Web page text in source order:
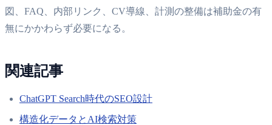
図、FAQ、内部リンク、CV導線、計測の整備は補助金の有
無にかかわらず必要になる。
関連記事
ChatGPT Search時代のSEO設計
構造化データとAI検索対策